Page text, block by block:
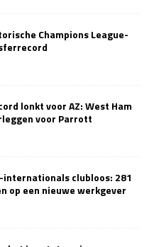
Champions League-
lonkt voor AZ: West Ham
voor Parrott
clubloos: 281
op een nieuwe werkgever